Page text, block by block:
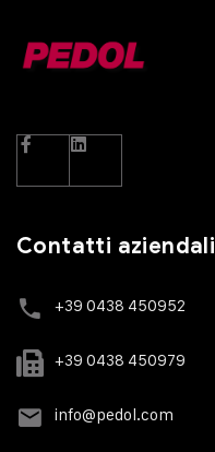
Contatti aziendali
+39 0438 450952
+39 0438 450979
info@pedol.com